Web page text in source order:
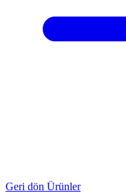
Geri dön Ürünler